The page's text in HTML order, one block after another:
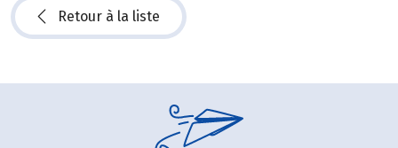
Retour à la liste